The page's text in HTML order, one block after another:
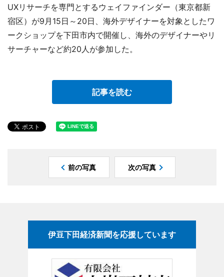
UXリサーチを専門とするウェイファインダー（東京都新
宿区）が9月15日～20日、海外デザイナーを対象としたワ
ークショップを下田市内で開催し、海外のデザイナーやリ
サーチャーなど約20人が参加した。
記事を読む
前の写真 次の写真
伊豆下田経済新聞を応援しています